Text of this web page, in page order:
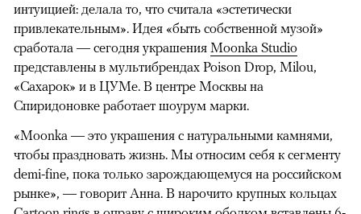
интуицией: делала то, что считала «эстетически
привлекательным». Идея «быть собственной музой»
сработала — сегодня украшения Moonka Studio
представлены в мультибрендах Poison Drop, Milou,
«Сахарок» и в ЦУМе. В центре Москвы на
Спиридоновке работает шоурум марки.
«Moonka — это украшения с натуральными камнями,
чтобы праздновать жизнь. Мы относим себя к сегменту
demi-fine, пока только зарождающемуся на российском
рынке», — говорит Анна. В нарочито крупных кольцах